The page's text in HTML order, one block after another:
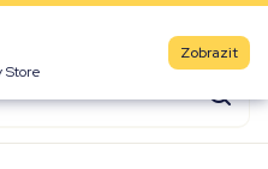
Store
Zobrazit